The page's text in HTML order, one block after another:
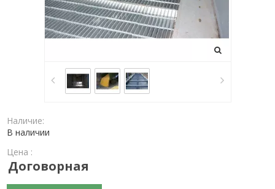
Наличие:
В наличии
Цена :
Договорная